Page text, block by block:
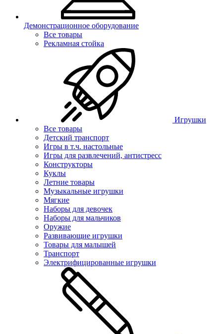
Демонстрационное оборудование
Все товары
Рекламная стойка
Игрушки
Все товары
Детский транспорт
Игры в т.ч. настольные
Игры для развлечений, антистресс
Конструкторы
Куклы
Летние товары
Музыкальные игрушки
Мягкие
Наборы для девочек
Наборы для мальчиков
Оружие
Развивающие игрушки
Товары для малышей
Транспорт
Электрифицированные игрушки